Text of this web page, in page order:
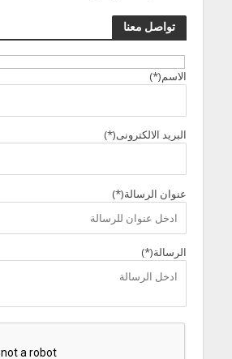
تواصل معنا
الاسم(*)
البريد الالكترونى(*)
عنوان الرسالة(*)
الرسالة(*)